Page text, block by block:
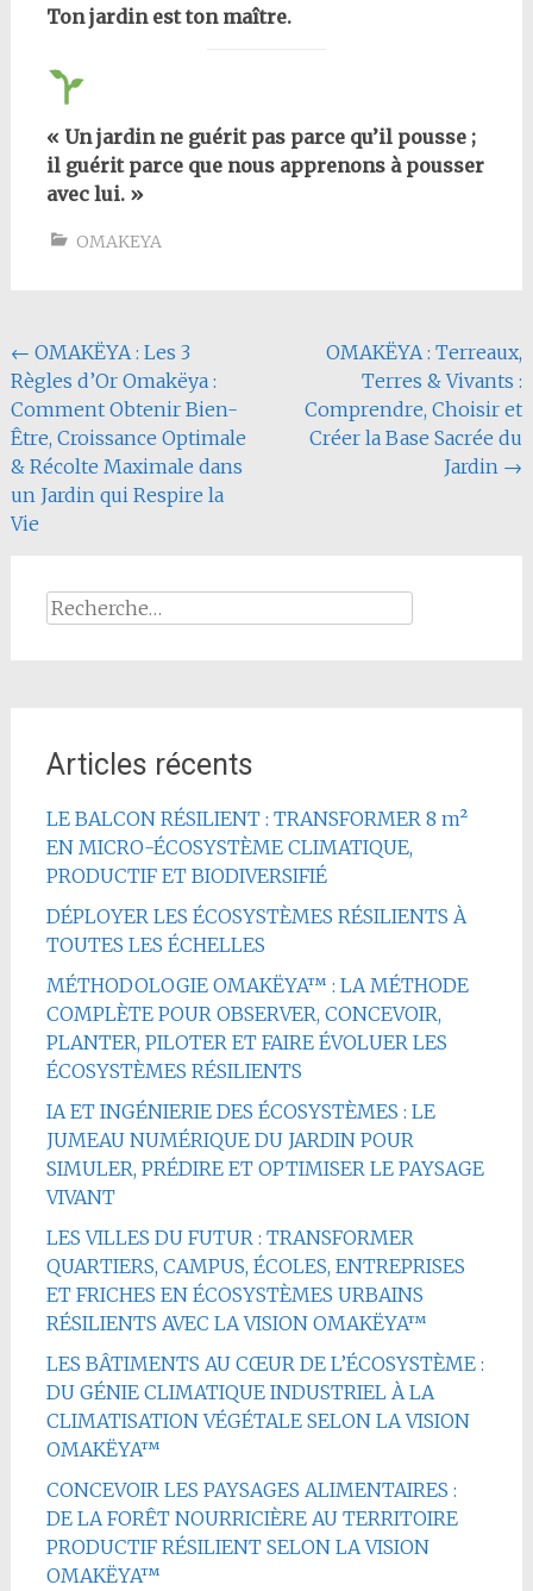
Ton jardin est ton maître.
« Un jardin ne guérit pas parce qu’il pousse ;
il guérit parce que nous apprenons à pousser
avec lui. »
OMAKEYA
Navigation
de
l'article
← OMAKËYA : Les 3
Règles d’Or Omakëya :
Comment Obtenir Bien-
Être, Croissance Optimale
& Récolte Maximale dans
un Jardin qui Respire la
Vie
OMAKËYA : Terreaux,
Terres & Vivants :
Comprendre, Choisir et
Créer la Base Sacrée du
Jardin →
Rechercher :
Articles récents
LE BALCON RÉSILIENT : TRANSFORMER 8 m²
EN MICRO-ÉCOSYSTÈME CLIMATIQUE,
PRODUCTIF ET BIODIVERSIFIÉ
DÉPLOYER LES ÉCOSYSTÈMES RÉSILIENTS À
TOUTES LES ÉCHELLES
MÉTHODOLOGIE OMAKËYA™ : LA MÉTHODE
COMPLÈTE POUR OBSERVER, CONCEVOIR,
PLANTER, PILOTER ET FAIRE ÉVOLUER LES
ÉCOSYSTÈMES RÉSILIENTS
IA ET INGÉNIERIE DES ÉCOSYSTÈMES : LE
JUMEAU NUMÉRIQUE DU JARDIN POUR
SIMULER, PRÉDIRE ET OPTIMISER LE PAYSAGE
VIVANT
LES VILLES DU FUTUR : TRANSFORMER
QUARTIERS, CAMPUS, ÉCOLES, ENTREPRISES
ET FRICHES EN ÉCOSYSTÈMES URBAINS
RÉSILIENTS AVEC LA VISION OMAKËYA™
LES BÂTIMENTS AU CŒUR DE L’ÉCOSYSTÈME :
DU GÉNIE CLIMATIQUE INDUSTRIEL À LA
CLIMATISATION VÉGÉTALE SELON LA VISION
OMAKËYA™
CONCEVOIR LES PAYSAGES ALIMENTAIRES :
DE LA FORÊT NOURRICIÈRE AU TERRITOIRE
PRODUCTIF RÉSILIENT SELON LA VISION
OMAKËYA™